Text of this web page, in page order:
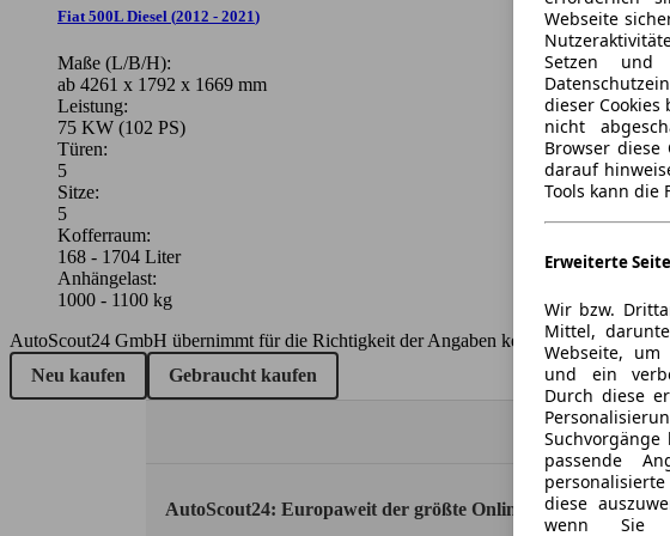
Fiat 500L Diesel (2012 - 2021)
Maße (L/B/H):
ab 4261 x 1792 x 1669 mm
Leistung:
75 KW (102 PS)
Türen:
5
Sitze:
5
Kofferraum:
168 - 1704 Liter
Anhängelast:
1000 - 1100 kg
AutoScout24 GmbH übernimmt für die Richtigkeit der Angaben keine Gewähr.
Neu kaufen
Gebraucht kaufen
AutoScout24: Europaweit der größte Online-Automarkt.
Webseite
Setzen und
dieser Cookies
nicht
Browser diese
darauf
Tools kann die
Erweiterte
Wir bzw.
Mittel,
Webseite,
und ein
Durch diese
passende
diese
wenn Sie